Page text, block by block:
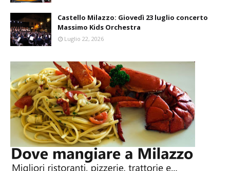
Castello Milazzo: Giovedì 23 luglio concerto
Massimo Kids Orchestra
Luglio 22, 2026